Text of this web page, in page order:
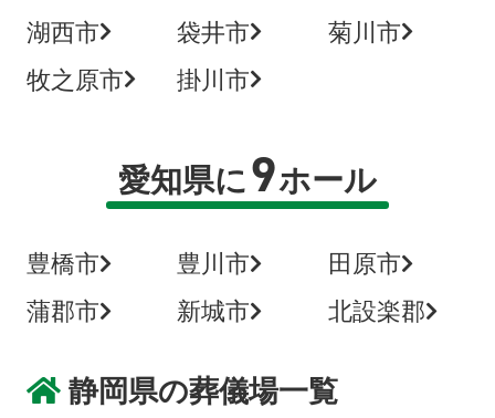
湖西市
袋井市
菊川市
牧之原市
掛川市
愛知県に9ホール
豊橋市 豊川市
田原市
蒲郡市
新城市 北設楽郡
静岡県の葬儀場一覧
葬儀プランがお得な会員価格!